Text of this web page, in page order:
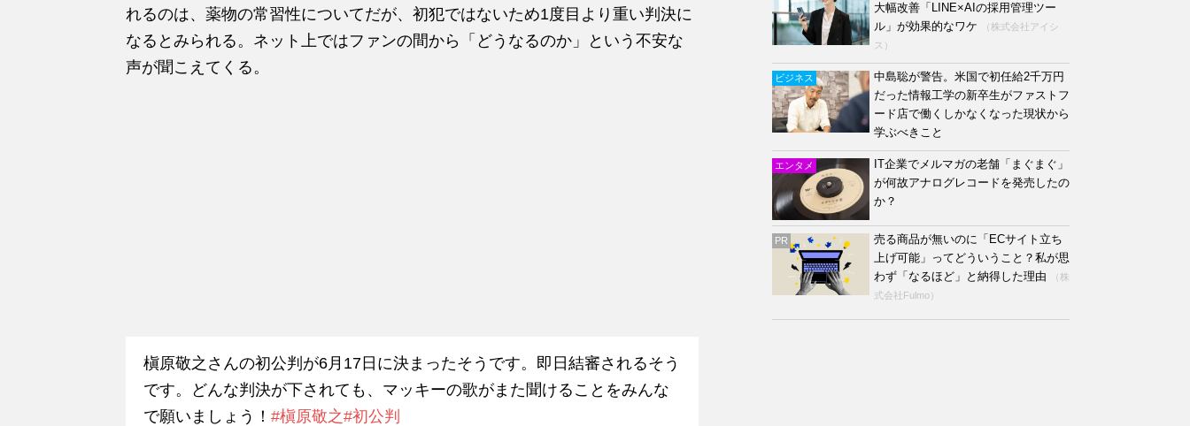
れるのは、薬物の常習性についてだが、初犯ではないため1度目より重い判決に
なるとみられる。ネット上ではファンの間から「どうなるのか」という不安な
声が聞こえてくる。
槇原敬之さんの初公判が6月17日に決まったそうです。即日結審されるそう
です。どんな判決が下されても、マッキーの歌がまた聞けることをみんな
で願いましょう！ #槇原敬之#初公判
大幅改善「LINE×AIの採用管理ツー
ル」が効果的なワケ
（株式会社アイシ
ス）
ビジネス
中島聡が警告。米国で初任給2千万円
だった情報工学の新卒生がファストフ
ード店で働くしかなくなった現状から
学ぶべきこと
エンタメ
IT企業でメルマガの老舗「まぐまぐ」
が何故アナログレコードを発売したの
か？
PR
売る商品が無いのに「ECサイト立ち
上げ可能」ってどういうこと？私が思
わず「なるほど」と納得した理由
（株
式会社Fulmo）